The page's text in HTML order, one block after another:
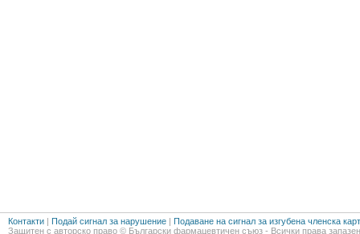
Контакти | Подай сигнал за нарушение | Подаване на сигнал за изгубена членска
Защитен с авторско право © Български фармацевтичен съюз - Всички права